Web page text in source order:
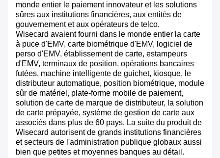
monde entier le paiement innovateur et les solutions
sûres aux institutions financières, aux entités de
gouvernement et aux opérateurs de telco.
Wisecard avaient fourni dans le monde entier la carte
à puce d'EMV, carte biométrique d'EMV, logiciel de
perso d'EMV, établissement de carte, estampeurs
d'EMV, terminaux de position, opérations bancaires
futées, machine intelligente de guichet, kiosque, le
distributeur automatique, position biométrique, module
sûr de matériel, plate-forme mobile de paiement,
solution de carte de marque de distributeur, la solution
de carte prépayée, système de gestion de carte aux
associés dans plus de 60 pays. La suite du produit de
Wisecard autorisent de grands institutions financières
et secteurs de l'administration publique globaux aussi
bien que petites et moyennes banques au détail.